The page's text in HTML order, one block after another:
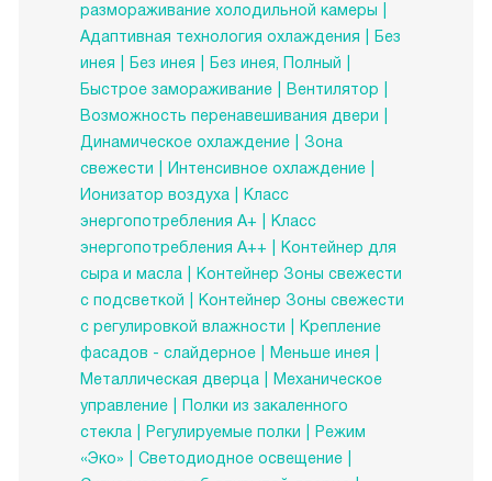
размораживание холодильной камеры
Адаптивная технология охлаждения
Без
инея
Без инея
Без инея, Полный
Быстрое замораживание
Вентилятор
Возможность перенавешивания двери
Динамическое охлаждение
Зона
свежести
Интенсивное охлаждение
Ионизатор воздуха
Класс
энергопотребления А+
Класс
энергопотребления А++
Контейнер для
сыра и масла
Контейнер Зоны свежести
с подсветкой
Контейнер Зоны свежести
с регулировкой влажности
Крепление
фасадов - слайдерное
Меньше инея
Металлическая дверца
Механическое
управление
Полки из закаленного
стекла
Регулируемые полки
Режим
«Эко»
Светодиодное освещение